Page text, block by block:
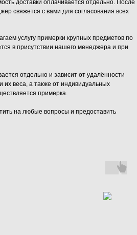
доставки оплачивается отдельно. После
свяжется с вами для согласования всех
услугу примерки крупных предметов по
в присутствии нашего менеджера и при
отдельно и зависит от удалённости
их веса, а также от индивидуальных
примерка.
на любые вопросы и предоставить